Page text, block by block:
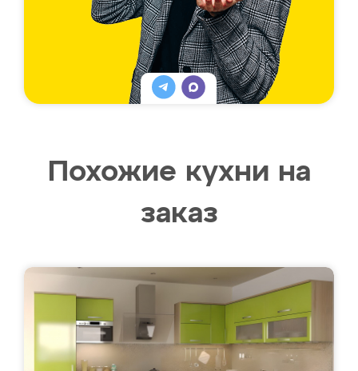
Похожие кухни на
заказ